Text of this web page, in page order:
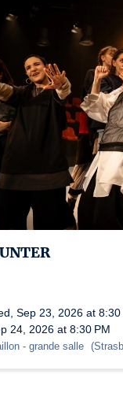
Sep 23, 2026 at 8:30
24, 2026 at 8:30 PM
- grande salle (